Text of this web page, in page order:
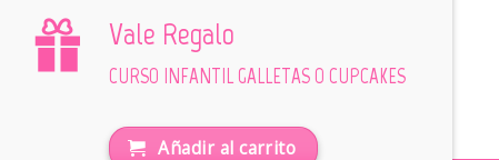
Vale Regalo
CURSO INFANTIL GALLETAS O CUPCAKES
Añadir al carrito